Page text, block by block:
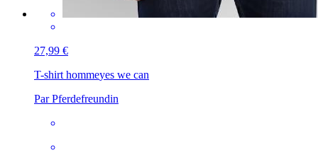
27,99 €
T-shirt hommeyes we can
Par Pferdefreundin